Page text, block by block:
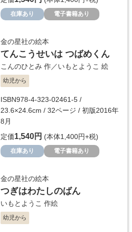
在庫あり 電子書籍あり
金の星社の絵本
てんこうせいは つばめくん
こんのひとみ 作／いもとようこ 絵
幼児から
ISBN978-4-323-02461-5 /
23.6×24.6cm / 32ページ / 初版2016年
8月
定価1,540円 (本体1,400円+税)
在庫あり 電子書籍あり
金の星社の絵本
つぎはわたしのばん
いもとようこ 作絵
幼児から